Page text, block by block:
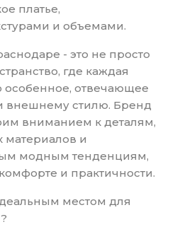
платье,
и объемами.
- это не просто
где каждая
особенное, отвечающее
внешнему стилю. Бренд
вниманием к деталям,
материалов и
модным тенденциям,
и практичности.
местом для